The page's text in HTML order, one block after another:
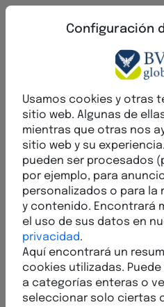
De vuelta
. Invita
ción .
Afiliado repla
El sistema de afiliados
personas, ideas y
Simplemente comparte
BVNMglobal e invita a
interesados a conocer
herramientas digitales.
Configuración
Usamos cookies y otras
sitio web. Algunas de
mientras que otras nos
sitio web y su
pueden ser procesados
por ejemplo, para
personalizados o para la
y contenido. Encontrará
el uso de sus datos en
privacidad.
Aquí encontrará un
cookies utilizadas.
a categorías enteras o
seleccionar solo ciertas